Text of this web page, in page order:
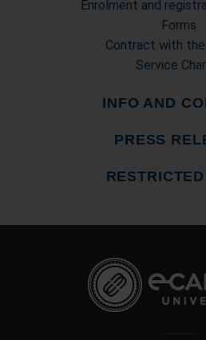
Enrolment and
Forms
Contract with
Service
INFO AND
PRESS